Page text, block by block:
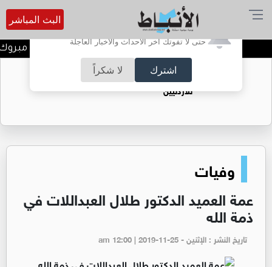
أترغب في تفعيل الإشعارات؟
حتى لا تفوتك آخر الأحداث والأخبار العاجلة
اشترك لا شكراً
البث المباشر
راشد حمزة الحوامدة الف مبروك
حقل الريشة حين يتحول الغاز إلى فرص عمل
للأردنيين
وفيات
عمة العميد الدكتور طلال العبداللات في
ذمة الله
تاريخ النشر : الإثنين - am 12:00 | 2019-11-25